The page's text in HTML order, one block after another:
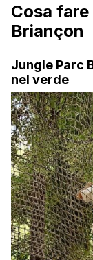
Cosa fare
Briançon
Jungle Parc
nel verde